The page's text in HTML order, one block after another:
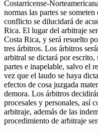
Costarricense-
normas las partes se
conflicto se dilucidará de
Rica. El lugar del arbitraje
Costa Rica, y será resuelto
tres árbitros. Los árbitros
arbitral se dictará por
partes e inapelable, salvo el
vez que el laudo se haya
efectos de cosa juzgada
demora. Los árbitros
procesales y personales, así
arbitraje, además de las
procedimiento de arbitraje